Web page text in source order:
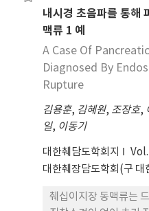
내시경 초음파를 통해
맥류 1 예
A Case Of
Diagnosed By
Rupture
김용훈, 김혜원, 조장호,
일, 이동기
대한췌담도학회지
대한췌장담도학회(구 대
췌십이지장 동맥류는